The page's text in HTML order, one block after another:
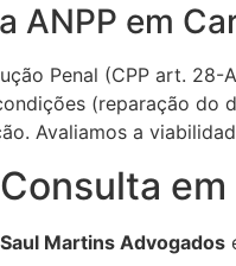
ANPP em
Penal (CPP art.
(reparação do
Avaliamos a
Saul Martins Advogados